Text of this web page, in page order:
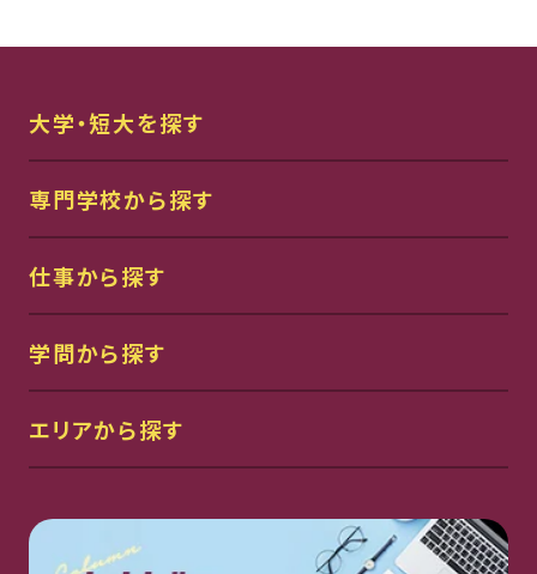
大学・短大を探す
専門学校から探す
仕事から探す
学問から探す
エリアから探す